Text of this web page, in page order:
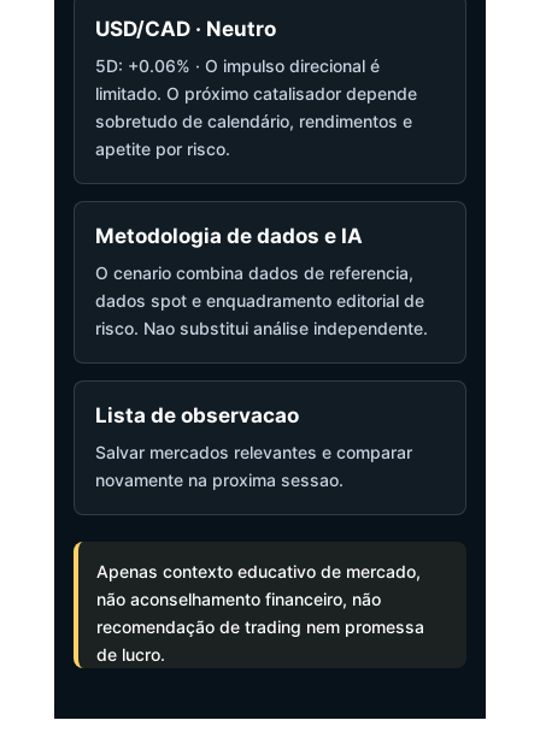
USD/CAD · Neutro
5D: +0.06% · O impulso direcional é
limitado. O próximo catalisador depende
sobretudo de calendário, rendimentos e
apetite por risco.
Metodologia de dados e IA
O cenario combina dados de referencia,
dados spot e enquadramento editorial de
risco. Nao substitui análise independente.
Lista de observacao
Salvar mercados relevantes e comparar
novamente na proxima sessao.
Apenas contexto educativo de mercado,
não aconselhamento financeiro, não
recomendação de trading nem promessa
de lucro.